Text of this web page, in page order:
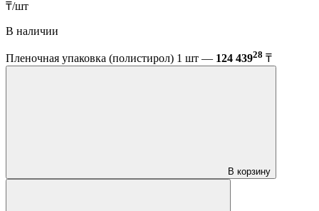
₸/шт
В наличии
Пленочная упаковка (полистирол) 1 шт — 124 43928 ₸
В корзину